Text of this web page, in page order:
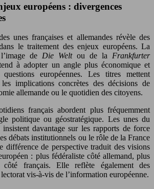
européens : divergences
unes françaises et allemandes révèle des
le traitement des enjeux européens. La
de Die Weltou de la Frankfurter
à adopter un angle plus économique et
européennes. Les titres mettent
implications concrètes des décisions de
allemande ou le quotidien des citoyens.
français abordent plus fréquemment
politique ou géostratégique. Les unes du
insistent davantage sur les rapports de force
débats institutionnels ou le rôle de la France
différence de perspective traduit des visions
: plus fédéraliste côté allemand, plus
côté français. Elle reflète également des
vis-à-vis de l’information européenne.